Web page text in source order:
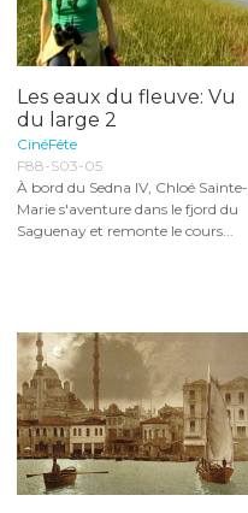
Les eaux du fleuve: Vu
du large 2
CinéFête
F88-S03-05
À bord du Sedna IV, Chloé Sainte-
Marie s'aventure dans le fjord du
Saguenay et remonte le cours...